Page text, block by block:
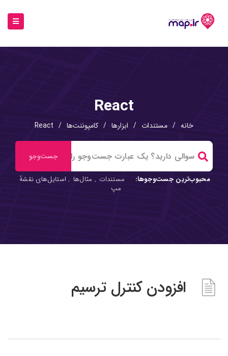
React
خانه / مستندات / ابزارها / کامپوننت‌ها /
React
محبوب‌ترین جست‌وجوها: مستندات , مثال‌ها , استایل‌های نقشهٔ
مپ
افزودن کنترل ترسیم